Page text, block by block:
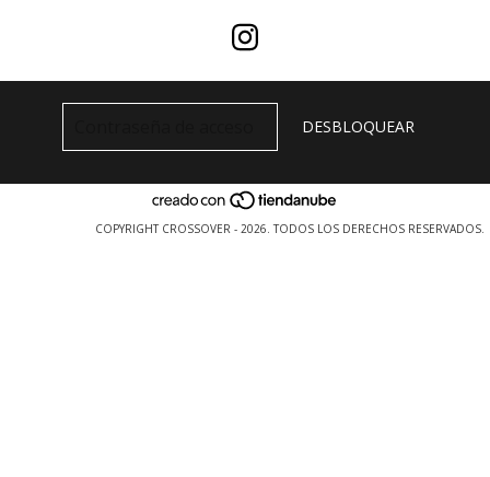
COPYRIGHT CROSSOVER - 2026. TODOS LOS DERECHOS RESERVADOS.